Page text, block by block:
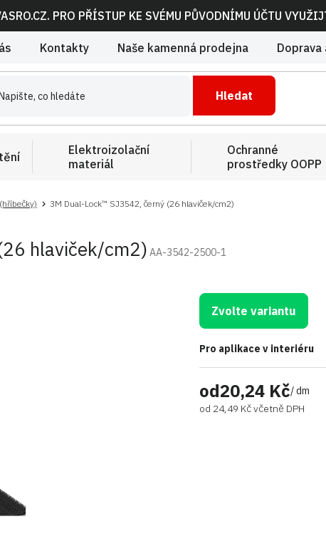
PRO PŘÍSTUP KE SVÉMU PŮVODNÍMU ÚČTU
Kontakty Naše kamenná prodejna
Hledat
Elektroizolační
materiál
Ochranné
prostředky OOPP
3M Dual-Lock™ SJ3542, černý (26 hlaviček/cm2)
hlaviček/cm2) AA-3542-2500-1
od20,24 Kč/ dm
od 24,49 Kčvčetně DPH
Zvolte variantu
Pro aplikace v interiéru